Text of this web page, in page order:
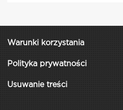
Warunki korzystania
Polityka prywatności
Usuwanie treści